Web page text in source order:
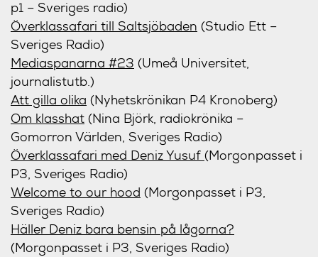
p1 – Sveriges radio)
Överklassafari till Saltsjöbaden (Studio Ett –
Sveriges Radio)
Mediaspanarna #23 (Umeå Universitet,
journalistutb.)
Att gilla olika (Nyhetskrönikan P4 Kronoberg)
Om klasshat (Nina Björk, radiokrönika –
Gomorron Världen, Sveriges Radio)
Överklassafari med Deniz Yusuf (Morgonpasset i
P3, Sveriges Radio)
Welcome to our hood (Morgonpasset i P3,
Sveriges Radio)
Häller Deniz bara bensin på lågorna?
(Morgonpasset i P3, Sveriges Radio)